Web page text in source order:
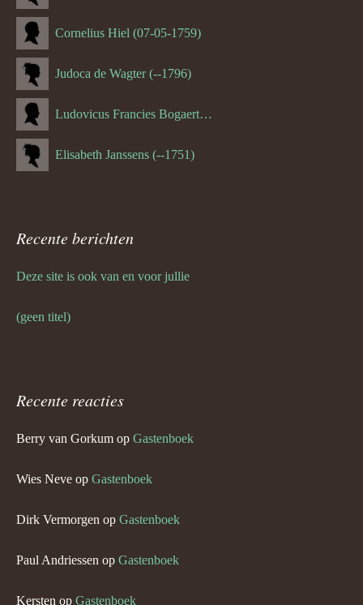
Cornelius Hiel (07-05-1759)
Judoca de Wagter (--1796)
Ludovicus Francies Bogaert (--1825)
Elisabeth Janssens (--1751)
Recente berichten
Deze site is ook van en voor jullie
(geen titel)
Recente reacties
Berry van Gorkum op Gastenboek
Wies Neve op Gastenboek
Dirk Vermorgen op Gastenboek
Paul Andriessen op Gastenboek
Kersten op Gastenboek